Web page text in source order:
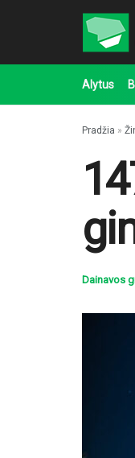
Alytus
Pradžia »
Dainavos